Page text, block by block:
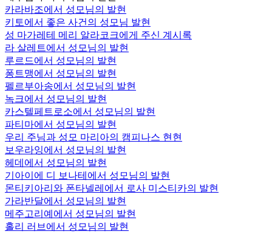
카라바조에서 성모님의 발현
키토에서 좋은 사건의 성모님 발현
성 마가레테 메리 알라코크에게 주신 계시록
라 살레트에서 성모님의 발현
루르드에서 성모님의 발현
퐁트맹에서 성모님의 발현
펠르부아송에서 성모님의 발현
녹크에서 성모님의 발현
카스텔페트로소에서 성모님의 발현
파티마에서 성모님의 발현
우리 주님과 성모 마리아의 캠피나스 현현
보우라잉에서 성모님의 발현
헤데에서 성모님의 발현
기아이에 디 보나테에서 성모님의 발현
몬티키아리와 폰타넬레에서 로사 미스티카의 발현
가라반달에서 성모님의 발현
메주고리예에서 성모님의 발현
홀리 러브에서 성모님의 발현